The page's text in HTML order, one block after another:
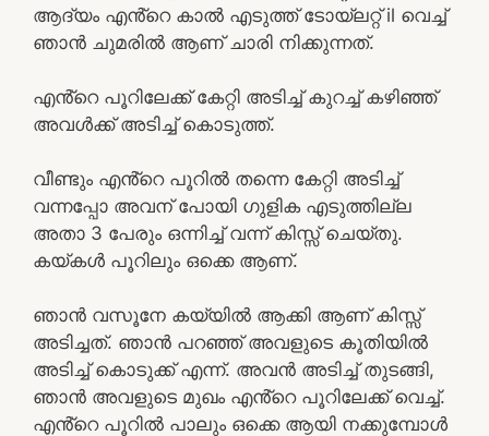
ആദ്യം എൻ്റെ കാൽ എടുത്ത് ടോയ്‌ലറ്റ് il വെച്ച്
ഞാൻ ചുമരിൽ ആണ് ചാരി നിക്കുന്നത്.
എൻ്റെ പൂറിലേക്ക് കേറ്റി അടിച്ച് കുറച്ച് കഴിഞ്ഞ്
അവൾക്ക് അടിച്ച് കൊടുത്ത്.
വീണ്ടും എൻ്റെ പൂറിൽ തന്നെ കേറ്റി അടിച്ച്
വന്നപ്പോ അവന് പോയി ഗുളിക എടുത്തില്ല
അതാ 3 പേരും ഒന്നിച്ച് വന്ന് കിസ്സ് ചെയ്തു.
കയ്കൾ പൂറിലും ഒക്കെ ആണ്.
ഞാൻ വസൂനേ കയ്യിൽ ആക്കി ആണ് കിസ്സ്
അടിച്ചത്. ഞാൻ പറഞ്ഞ് അവളുടെ കൂതിയിൽ
അടിച്ച് കൊടുക്ക് എന്ന്. അവൻ അടിച്ച് തുടങ്ങി,
ഞാൻ അവളുടെ മുഖം എൻ്റെ പൂറിലേക്ക് വെച്ച്.
എൻ്റെ പൂറിൽ പാലും ഒക്കെ ആയി നക്കുമ്പോൾ